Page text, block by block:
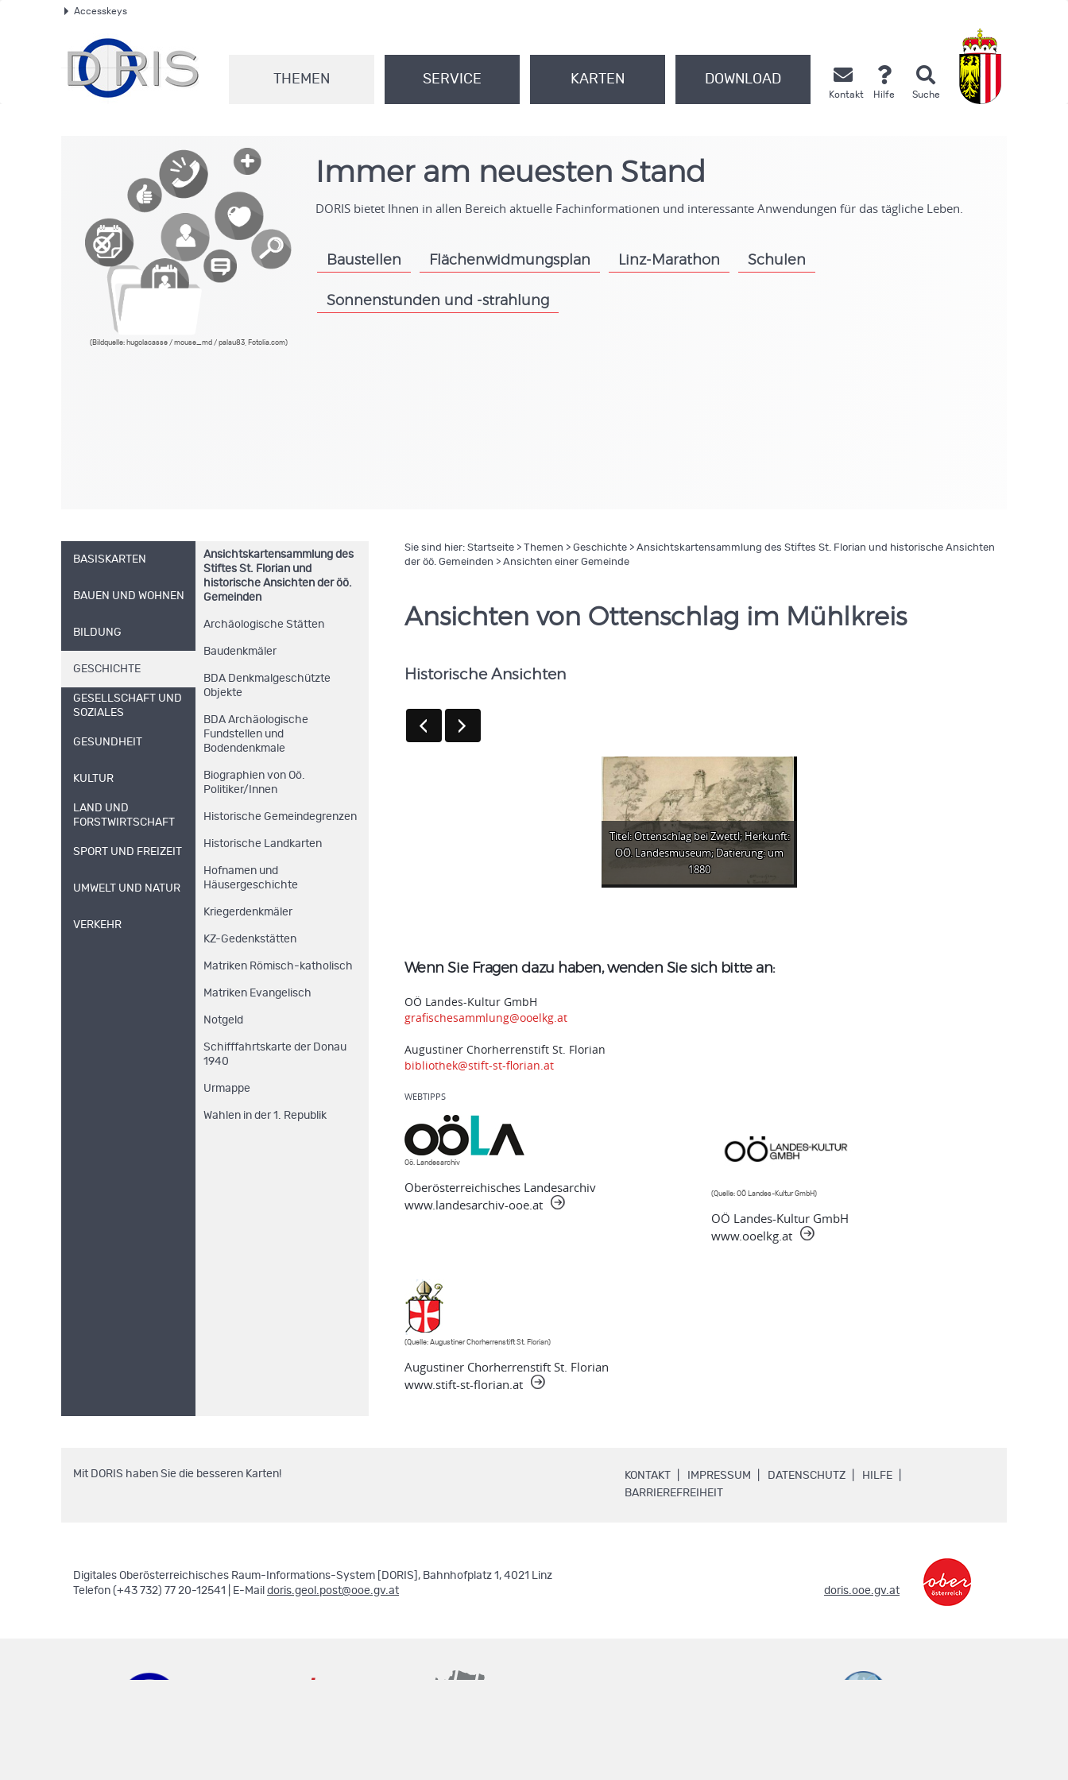
Accesskeys
THEMEN SERVICE KARTEN DOWNLOAD
Kontakt Hilfe Suche
(Bildquelle: hugolacasse / mouse_md / palau83, Fotolia.com)
Immer am neuesten Stand
DORIS bietet Ihnen in allen Bereich aktuelle Fachinformationen und interessante Anwendungen für das tägliche Leben.
Baustellen Flächenwidmungsplan
.
Linz-Marathon Schulen
Sonnenstunden und -strahlung
BASISKARTEN
BAUEN UND WOHNEN
BILDUNG
GESCHICHTE
Ansichtskartensammlung des
Stiftes St. Florian und
historische Ansichten der öö.
Gemeinden
Archäologische Stätten
Baudenkmäler
BDA Denkmalgeschützte
Objekte
BDA Archäologische
Fundstellen und
Bodendenkmale
Biographien von Oö.
Politiker/Innen
Historische Gemeindegrenzen
Historische Landkarten
Hofnamen und
Häusergeschichte
Kriegerdenkmäler
KZ-Gedenkstätten
Matriken Römisch-katholisch
Matriken Evangelisch
Notgeld
Schifffahrtskarte der Donau
1940
Urmappe
Wahlen in der 1. Republik
GESELLSCHAFT UND
SOZIALES
GESUNDHEIT
KULTUR
LAND UND
FORSTWIRTSCHAFT
SPORT UND FREIZEIT
UMWELT UND NATUR
VERKEHR
Sie sind hier: Startseite> Themen > Geschichte> Ansichtskartensammlung des Stiftes St. Florian und historische Ansichten
der öö. Gemeinden > Ansichten einer Gemeinde
Ansichten von Ottenschlag im Mühlkreis
Historische Ansichten
Titel: Ottenschlag bei Zwettl; Herkunft:
OÖ. Landesmuseum; Datierung: um
1880
Wenn Sie Fragen dazu haben, wenden Sie sich bitte an:
OÖ Landes-Kultur GmbH
grafischesammlung@ooelkg.at
Augustiner Chorherrenstift St. Florian
bibliothek@stift-st-florian.at
WEBTIPPS
Oö. Landesarchiv
Oberösterreichisches Landesarchiv
www.landesarchiv-ooe.at
(Quelle: OÖ Landes-Kultur GmbH)
OÖ Landes-Kultur GmbH
www.ooelkg.at
(Quelle: Augustiner Chorherrenstift St. Florian)
Augustiner Chorherrenstift St. Florian
www.stift-st-florian.at
KONTAKT IMPRESSUM DATENSCHUTZ HILFE
BARRIEREFREIHEIT .
Mit DORIS haben Sie die besseren Karten!
Digitales Oberösterreichisches Raum-Informations-System [DORIS], Bahnhofplatz 1, 4021 Linz
Telefon (+43 732) 77 20-12541 | E-Mail doris.geol.post@ooe.gv.at doris.ooe.gv.at.